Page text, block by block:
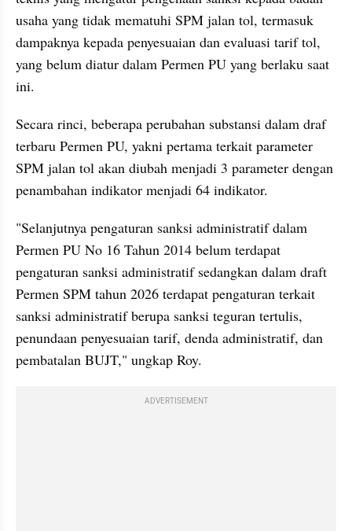
usaha yang tidak mematuhi SPM jalan tol, termasuk
dampaknya kepada penyesuaian dan evaluasi tarif tol,
yang belum diatur dalam Permen PU yang berlaku saat
ini.
Secara rinci, beberapa perubahan substansi dalam draf
terbaru Permen PU, yakni pertama terkait parameter
SPM jalan tol akan diubah menjadi 3 parameter dengan
penambahan indikator menjadi 64 indikator.
"Selanjutnya pengaturan sanksi administratif dalam
Permen PU No 16 Tahun 2014 belum terdapat
pengaturan sanksi administratif sedangkan dalam draft
Permen SPM tahun 2026 terdapat pengaturan terkait
sanksi administratif berupa sanksi teguran tertulis,
penundaan penyesuaian tarif, denda administratif, dan
pembatalan BUJT," ungkap Roy.
ADVERTISEMENT